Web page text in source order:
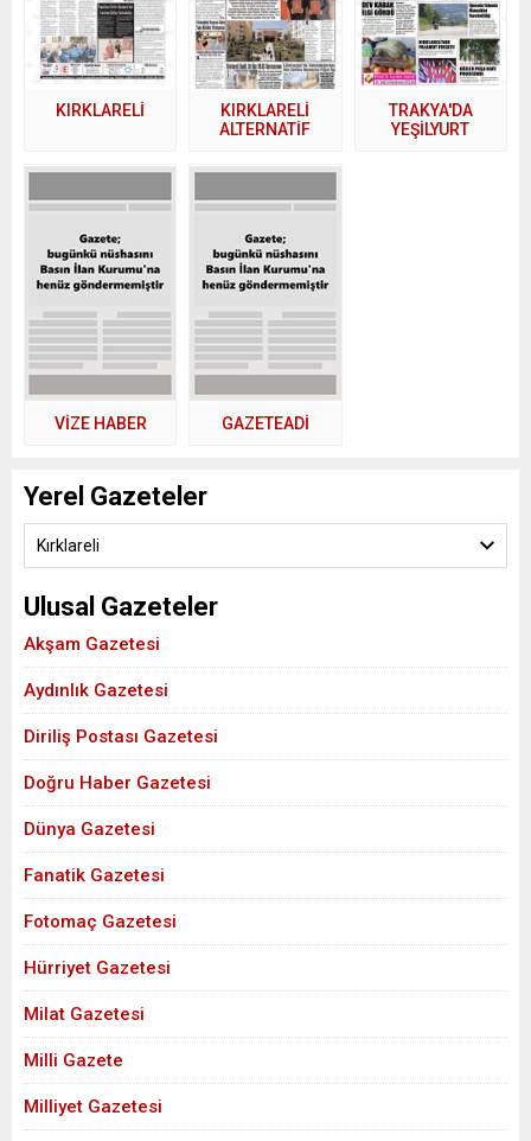
KIRKLARELİ
KIRKLARELİ
ALTERNATİF
TRAKYA'DA
YEŞİLYURT
VİZE HABER GAZETEADI
Yerel Gazeteler
Kırklareli
Ulusal Gazeteler
Akşam Gazetesi
Aydınlık Gazetesi
Diriliş Postası Gazetesi
Doğru Haber Gazetesi
Dünya Gazetesi
Fanatik Gazetesi
Fotomaç Gazetesi
Hürriyet Gazetesi
Milat Gazetesi
Milli Gazete
Milliyet Gazetesi